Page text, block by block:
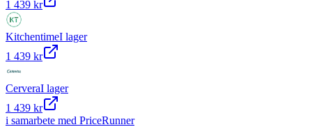
1 439 kr
KitchentimeI lager
1 439 kr
CerveraI lager
1 439 kr
i samarbete med PriceRunner